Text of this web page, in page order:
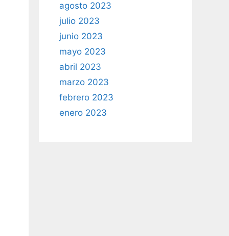
agosto 2023
julio 2023
junio 2023
mayo 2023
abril 2023
marzo 2023
febrero 2023
enero 2023